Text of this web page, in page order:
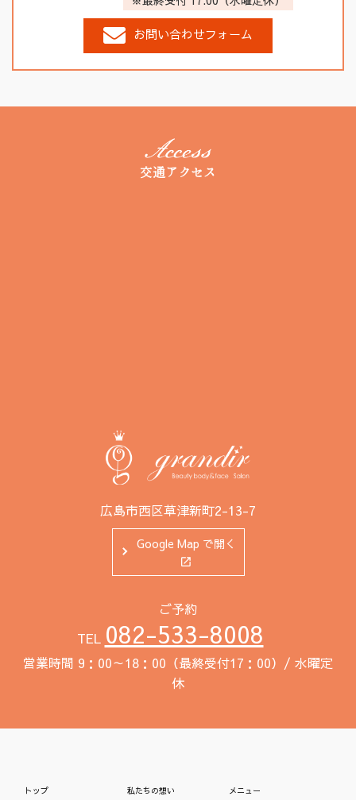
お問い合わせフォーム
交通アクセス
広島市西区草津新町2-13-7
Google Map で開く
ご予約
TEL 082-533-8008
営業時間 9：00～18：00（最終受付17：00）/ 水曜定
休
トップ 私たちの想い メニュー